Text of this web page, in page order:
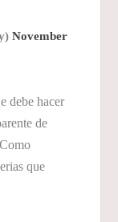
November
debe hacer
de
que